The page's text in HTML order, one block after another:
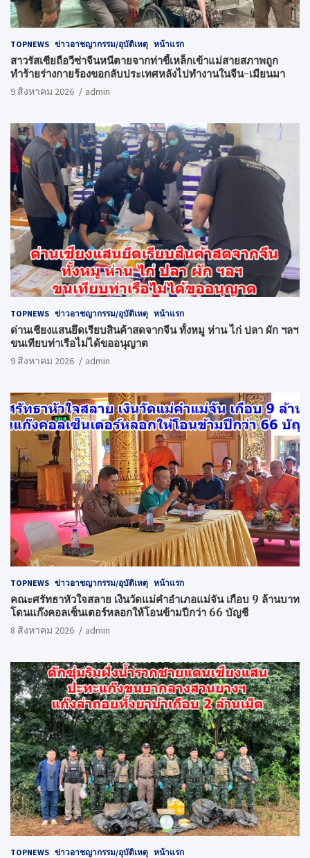
TOPNEWS ข่าวอาชญากรรม/อุบัติเหตุ หน้าแรก
สาวรัสเซียถือวีซ่าจีนหนีตายจากท่าขี้เหล็กเข้าแม่สายสภาพถูก
ทำร้ายร่างกายร้องขอกลับประเทศหลังไปทำงานในจีน-เมียนมา
9 สิงหาคม 2026 admin
TOPNEWS ข่าวอาชญากรรม/อุบัติเหตุ หน้าแรก
ด่านเชียงแสนยึดเรียบสินค้าสดจากจีน ทั้งหมู ห่าน ไก่ ปลา ผัก ฯลฯ
ขนเทียบท่าเรือไม่ได้ขออนุญาต
9 สิงหาคม 2026 admin
TOPNEWS ข่าวอาชญากรรม/อุบัติเหตุ หน้าแรก
คณะศรัทธาหัวใจสลาย เงินวัดแม่คำอำเภอแม่จัน เกือบ 9 ล้านบาท
โดนแก๊งคอลเซ็นเตอร์หลอกให้โอนข้ามปีกว่า 66 บัญชี
8 สิงหาคม 2026 admin
TOPNEWS ข่าวอาชญากรรม/อุบัติเหตุ หน้าแรก